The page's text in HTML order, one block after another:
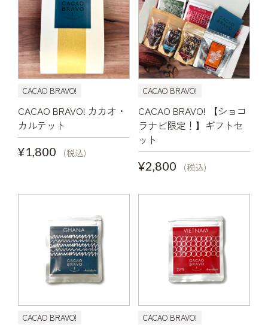
CACAO BRAVO!
CACAO BRAVO! カカオ・
カルテット
¥1,800
(税込)
CACAO BRAVO!
CACAO BRAVO! 【ショコ
ラナビ限定！】ギフトセ
ット
¥2,800
(税込)
CACAO BRAVO! CACAO BRAVO!